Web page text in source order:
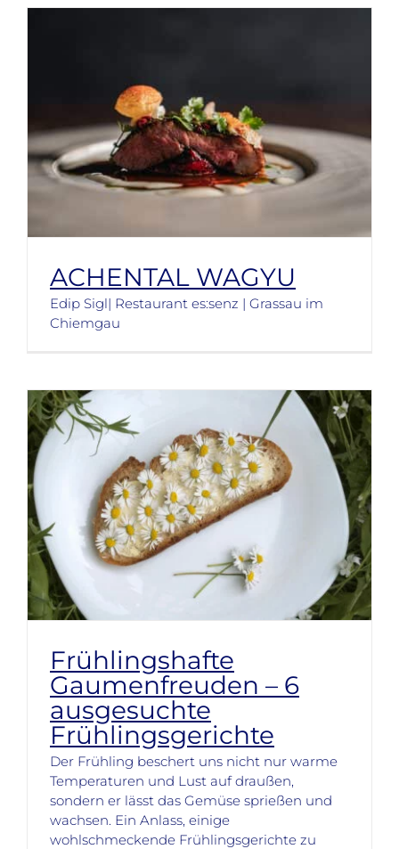
ACHENTAL WAGYU
Edip Sigl| Restaurant es:senz | Grassau im
Chiemgau
Frühlingshafte
Gaumenfreuden – 6
ausgesuchte
Frühlingsgerichte
Der Frühling beschert uns nicht nur warme
Temperaturen und Lust auf draußen,
sondern er lässt das Gemüse sprießen und
wachsen. Ein Anlass, einige
wohlschmeckende Frühlingsgerichte zu